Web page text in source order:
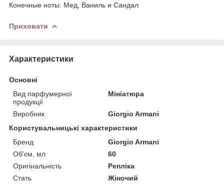
Конечные ноты: Мед, Ваниль и Сандал
Приховати
Характеристики
Основні
Вид парфумерної
продукції
Мініатюра
Виробник
Giorgio Armani
Користувальницькі характеристики
Бренд
Giorgio Armani
Об'єм, мл
60
Оригінальність
Репліка
Стать
Жіночий